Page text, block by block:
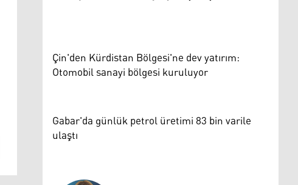
Çin'den Kürdistan Bölgesi'ne dev yatırım:
Otomobil sanayi bölgesi kuruluyor
Gabar'da günlük petrol üretimi 83 bin varile
ulaştı